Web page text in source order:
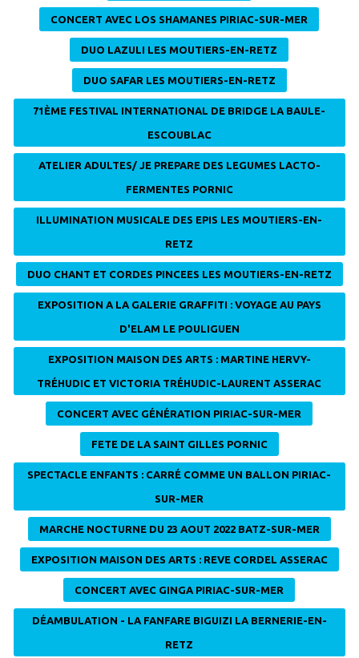
CONCERT AVEC LOS SHAMANES PIRIAC-SUR-MER
DUO LAZULI LES MOUTIERS-EN-RETZ
DUO SAFAR LES MOUTIERS-EN-RETZ
71ÈME FESTIVAL INTERNATIONAL DE BRIDGE LA BAULE-
ESCOUBLAC
ATELIER ADULTES/ JE PREPARE DES LEGUMES LACTO-
FERMENTES PORNIC
ILLUMINATION MUSICALE DES EPIS LES MOUTIERS-EN-
RETZ
DUO CHANT ET CORDES PINCEES LES MOUTIERS-EN-RETZ
EXPOSITION A LA GALERIE GRAFFITI : VOYAGE AU PAYS
D'ELAM LE POULIGUEN
EXPOSITION MAISON DES ARTS : MARTINE HERVY-
TRÉHUDIC ET VICTORIA TRÉHUDIC-LAURENT ASSERAC
CONCERT AVEC GÉNÉRATION PIRIAC-SUR-MER
FETE DE LA SAINT GILLES PORNIC
SPECTACLE ENFANTS : CARRÉ COMME UN BALLON PIRIAC-
SUR-MER
MARCHE NOCTURNE DU 23 AOUT 2022 BATZ-SUR-MER
EXPOSITION MAISON DES ARTS : REVE CORDEL ASSERAC
CONCERT AVEC GINGA PIRIAC-SUR-MER
DÉAMBULATION - LA FANFARE BIGUIZI LA BERNERIE-EN-
RETZ